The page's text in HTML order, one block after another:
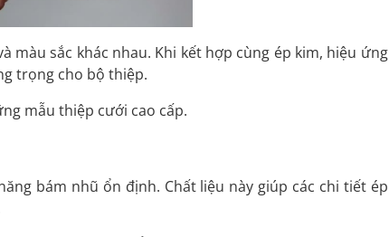
màu sắc khác nhau. Khi kết hợp cùng ép kim, hiệu ứng
trọng cho bộ thiệp.
mẫu thiệp cưới cao cấp.
bám nhũ ổn định. Chất liệu này giúp các chi tiết ép